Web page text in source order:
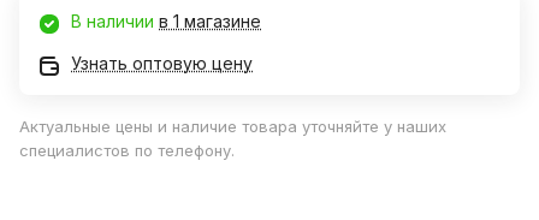
В наличии в 1 магазине
Узнать оптовую цену
Актуальные цены и наличие товара уточняйте у наших
специалистов по телефону.